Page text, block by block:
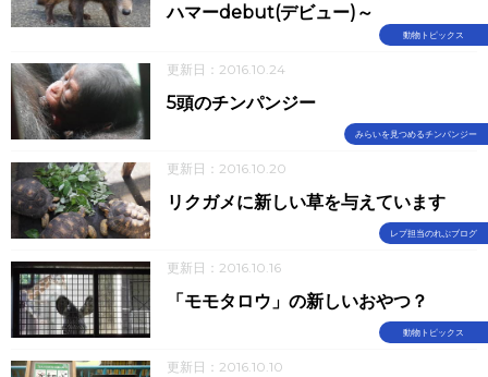
動物トピックス
ハマーdebut(デビュー)～
更新日：2016.10.24
みらいを見つめるチンパンジー
5頭のチンパンジー
更新日：2016.10.20
レプ担当のれぷブログ
リクガメに新しい草を与えています
更新日：2016.10.16
動物トピックス
「モモタロウ」の新しいおやつ？
更新日：2016.10.10